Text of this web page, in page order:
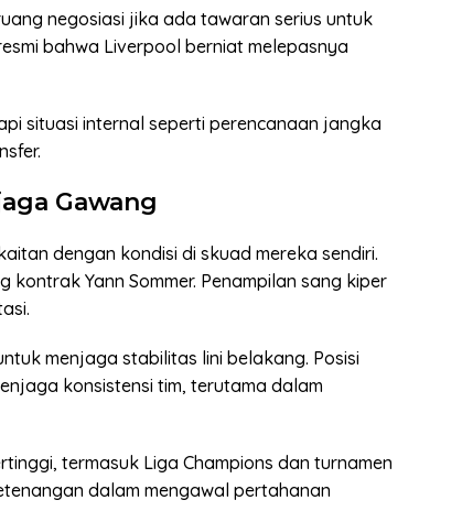
negosiasi jika ada tawaran serius untuk
bahwa Liverpool berniat melepasnya
situasi internal seperti perencanaan jangka
Gawang
dengan kondisi di skuad mereka sendiri.
Yann Sommer. Penampilan sang kiper
menjaga stabilitas lini belakang. Posisi
konsistensi tim, terutama dalam
termasuk Liga Champions dan turnamen
dalam mengawal pertahanan